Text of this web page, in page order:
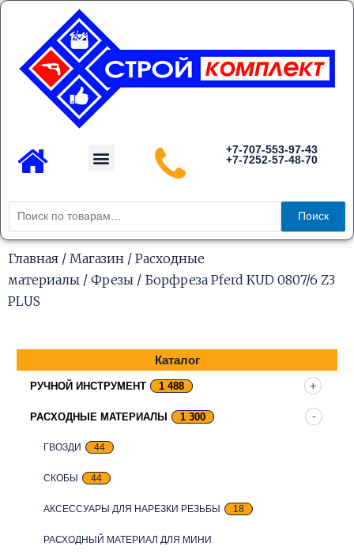
Перейти
содержимому
Menu
+7-707-553-97-43
+7-7252-57-48-70
Искать:
Поиск
Главная / Магазин / Расходные
материалы / Фрезы / Борфреза Pferd KUD 0807/6 Z3
PLUS
Каталог
РУЧНОЙ ИНСТРУМЕНТ 1 488
РАСХОДНЫЕ МАТЕРИАЛЫ 1 300
ГВОЗДИ 44
СКОБЫ 44
АКСЕССУАРЫ ДЛЯ НАРЕЗКИ РЕЗЬБЫ 18
РАСХОДНЫЙ МАТЕРИАЛ ДЛЯ МИНИ